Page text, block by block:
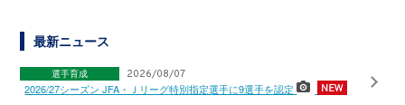
最新ニュース
選手育成 2026/08/07
2026/27シーズン JFA・Ｊリーグ特別指定選手に9選手を認定